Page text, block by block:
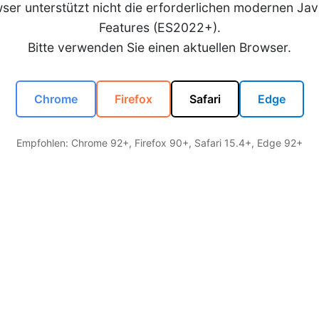
unterstützt nicht die erforderlichen modernen
Features (ES2022+).
Bitte verwenden Sie einen aktuellen Browser.
Chrome Firefox Safari Edge
Empfohlen: Chrome 92+, Firefox 90+, Safari 15.4+, Edge 92+